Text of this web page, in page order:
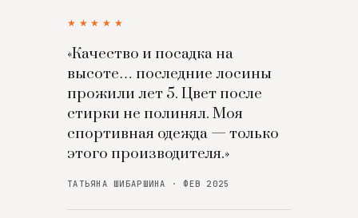
★★★★★
«Качество и посадка на
высоте… последние лосины
прожили лет 5. Цвет после
стирки не полинял. Моя
спортивная одежда — только
этого производителя.»
ТАТЬЯНА ШИБАРШИНА · ФЕВ 2025